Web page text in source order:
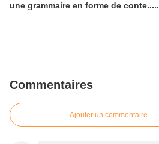
une grammaire en forme de conte.....
Commentaires
Ajouter un commentaire